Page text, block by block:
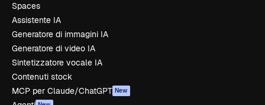
Spaces
Assistente IA
Generatore di immagini IA
Generatore di video IA
Sintetizzatore vocale IA
Contenuti stock
MCP per Claude/ChatGPT New